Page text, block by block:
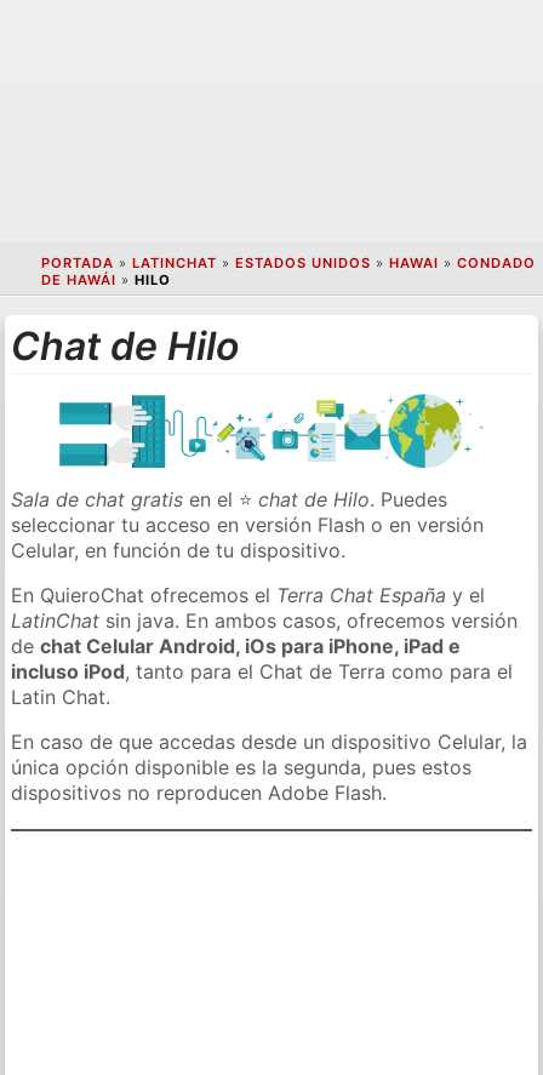
PORTADA » LATINCHAT » ESTADOS UNIDOS » HAWAI » CONDADO
DE HAWÁI » HILO
Chat de Hilo
Sala de chat gratis en el ⭐chat de Hilo. Puedes
seleccionar tu acceso en versión Flash o en versión
Celular, en función de tu dispositivo.
En QuieroChat ofrecemos el Terra Chat España y el
LatinChat sin java. En ambos casos, ofrecemos versión
dechat Celular Android, iOs para iPhone, iPad e
incluso iPod, tanto para el Chat de Terra como para el
Latin Chat.
En caso de que accedas desde un dispositivo Celular, la
única opción disponible es la segunda, pues estos
dispositivos no reproducen Adobe Flash.